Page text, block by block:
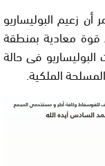
زعيم البوليساريو
معادية بمنطقة
فى حالة
الملكية.